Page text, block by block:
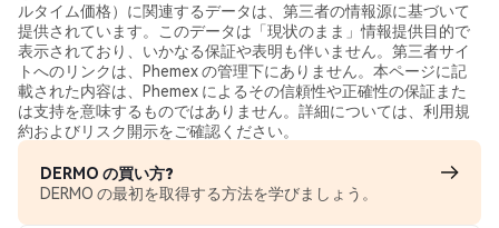
ルタイム価格）に関連するデータは、第三者の情報源に基づいて
提供されています。このデータは「現状のまま」情報提供目的で
表示されており、いかなる保証や表明も伴いません。第三者サイ
トへのリンクは、Phemex の管理下にありません。本ページに記
載された内容は、Phemex によるその信頼性や正確性の保証また
は支持を意味するものではありません。詳細については、利用規
約およびリスク開示をご確認ください。
DERMO の買い方?
DERMO の最初を取得する方法を学びましょう。